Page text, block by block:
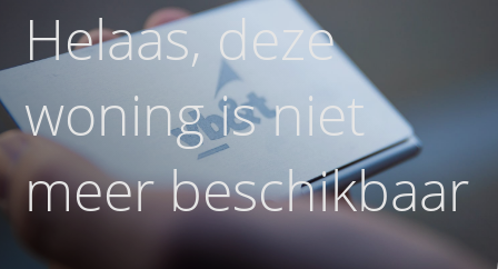
Helaas, deze
woning is niet
meer beschikbaar